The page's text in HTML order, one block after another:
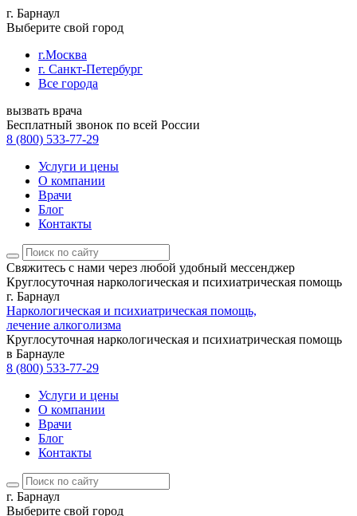
г. Барнаул
Выберите свой город
г.Москва
г. Санкт-Петербург
Все города
вызвать врача
Бесплатный звонок по всей России
8 (800) 533-77-29
Услуги и цены
О компании
Врачи
Блог
Контакты
Свяжитесь с нами через любой удобный мессенджер
Круглосуточная наркологическая и психиатрическая помощь
г. Барнаул
Наркологическая и психиатрическая помощь,
лечение алкоголизма
Круглосуточная наркологическая и психиатрическая помощь
в Барнауле
8 (800) 533-77-29
Услуги и цены
О компании
Врачи
Блог
Контакты
г. Барнаул
Выберите свой город